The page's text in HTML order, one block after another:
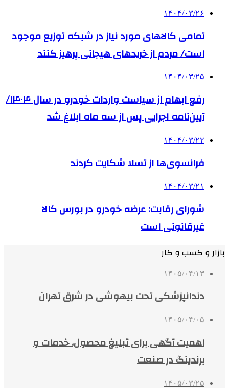
۱۴۰۴/۰۳/۲۶
تمامی کالاهای مورد نیاز در شبکه توزیع موجود
است/ مردم از خریدهای هیجانی پرهیز کنند
۱۴۰۴/۰۳/۲۵
رفع ابهام از سیاست واردات خودرو در سال ۱۴۰۴/
آیین‌نامه اجرایی پس از سه ماه ابلاغ شد
۱۴۰۴/۰۳/۲۲
فرانسوی‌ها از تسلا شکایت کردند
۱۴۰۴/۰۳/۲۱
شورای رقابت: عرضه خودرو در بورس کالا
غیرقانونی است
بازار و کسب و کار
۱۴۰۵/۰۴/۱۳
دندانپزشکی تحت بیهوشی در شرق تهران
۱۴۰۵/۰۴/۰۵
اهمیت آگهی برای تبلیغ محصول، خدمات و
برندینگ در صنعت
۱۴۰۵/۰۳/۲۵